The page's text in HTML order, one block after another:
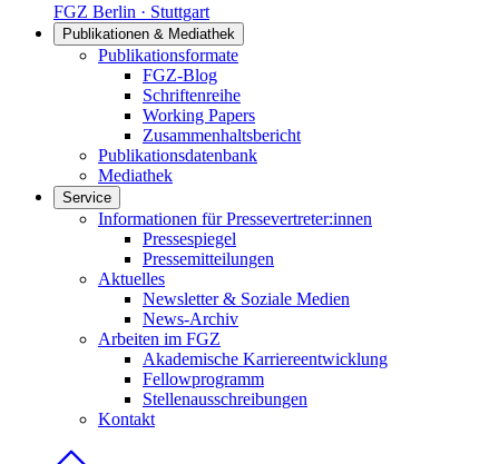
FGZ Berlin · Stuttgart
Publikationen & Mediathek
Links in diesem Bereich anzeigen
Publikationsformate
FGZ-Blog
Schriftenreihe
Working Papers
Zusammenhaltsbericht
Publikationsdatenbank
Mediathek
Service
Links in diesem Bereich anzeigen
Informationen für Pressevertreter:innen
Pressespiegel
Pressemitteilungen
Aktuelles
Newsletter & Soziale Medien
News-Archiv
Arbeiten im FGZ
Akademische Karriereentwicklung
Fellowprogramm
Stellenausschreibungen
Kontakt
Startseite